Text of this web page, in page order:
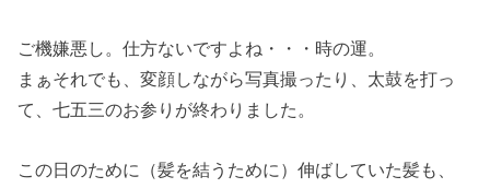
ご機嫌悪し。仕方ないですよね・・・時の運。
まぁそれでも、変顔しながら写真撮ったり、太鼓を打っ
て、七五三のお参りが終わりました。
この日のために（髪を結うために）伸ばしていた髪も、